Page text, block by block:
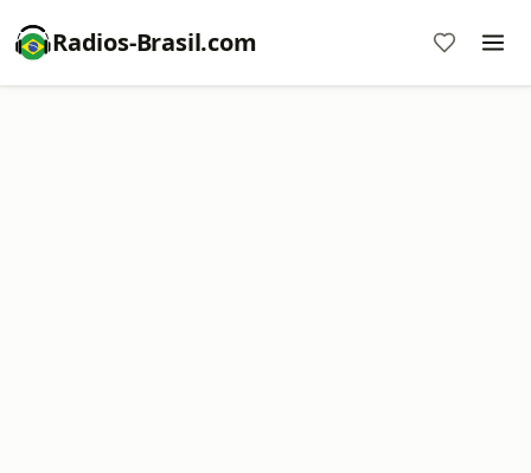
Radios-Brasil.com